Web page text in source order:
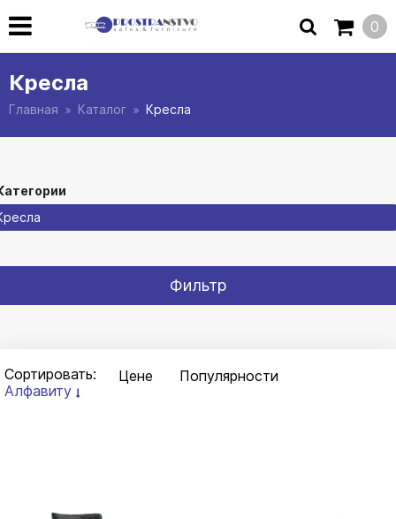
0
Кресла
Главная Каталог Кресла
Фильтр
Сортировать: Цене
Популярности
Алфавиту